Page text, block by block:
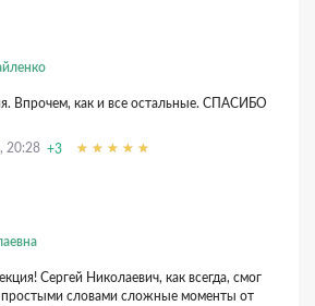
Впрочем, как и все остальные. СПАСИБО
20:28 +3
Сергей Николаевич, как всегда, смог
простыми словами сложные моменты от